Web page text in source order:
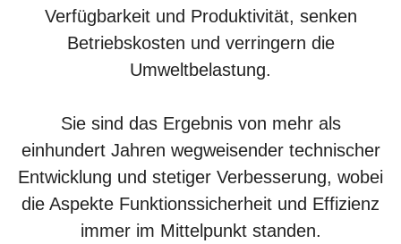
Verfügbarkeit und Produktivität, senken
Betriebskosten und verringern die
Umweltbelastung.
Sie sind das Ergebnis von mehr als
einhundert Jahren wegweisender technischer
Entwicklung und stetiger Verbesserung, wobei
die Aspekte Funktionssicherheit und Effizienz
immer im Mittelpunkt standen.